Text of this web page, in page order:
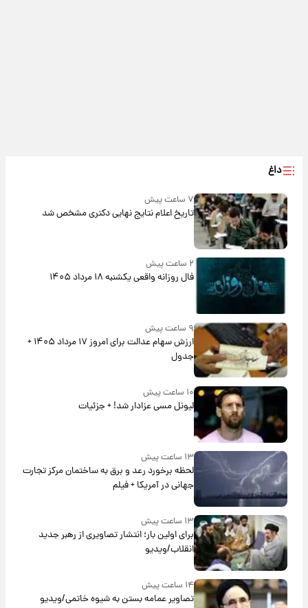
داغ
۷ ساعت پیش
تاریخ اعلام نتایج نهایی دکتری مشخص شد
۲ ساعت پیش
فال روزانه واقعی یکشنبه ۱۸ مرداد ۱۴۰۵
۹ ساعت پیش
ارزش سهام عدالت برای امروز ۱۷ مرداد ۱۴۰۵ +
جدول
۱۰ ساعت پیش
لیونل مسی عزادار شد! + جزئیات
۱۳ ساعت پیش
لحظه برخورد رعد و برق به ساختمان مرکز تجارت
جهانی در آمریکا + فیلم
۱۳ ساعت پیش
برای اولین بار؛ انتشار تصاویری از رهبر جدید
انقلاب/ویدیو
۱۴ ساعت پیش
تصاویر عمامه بستن به شیوه خاتمی/ویدیو